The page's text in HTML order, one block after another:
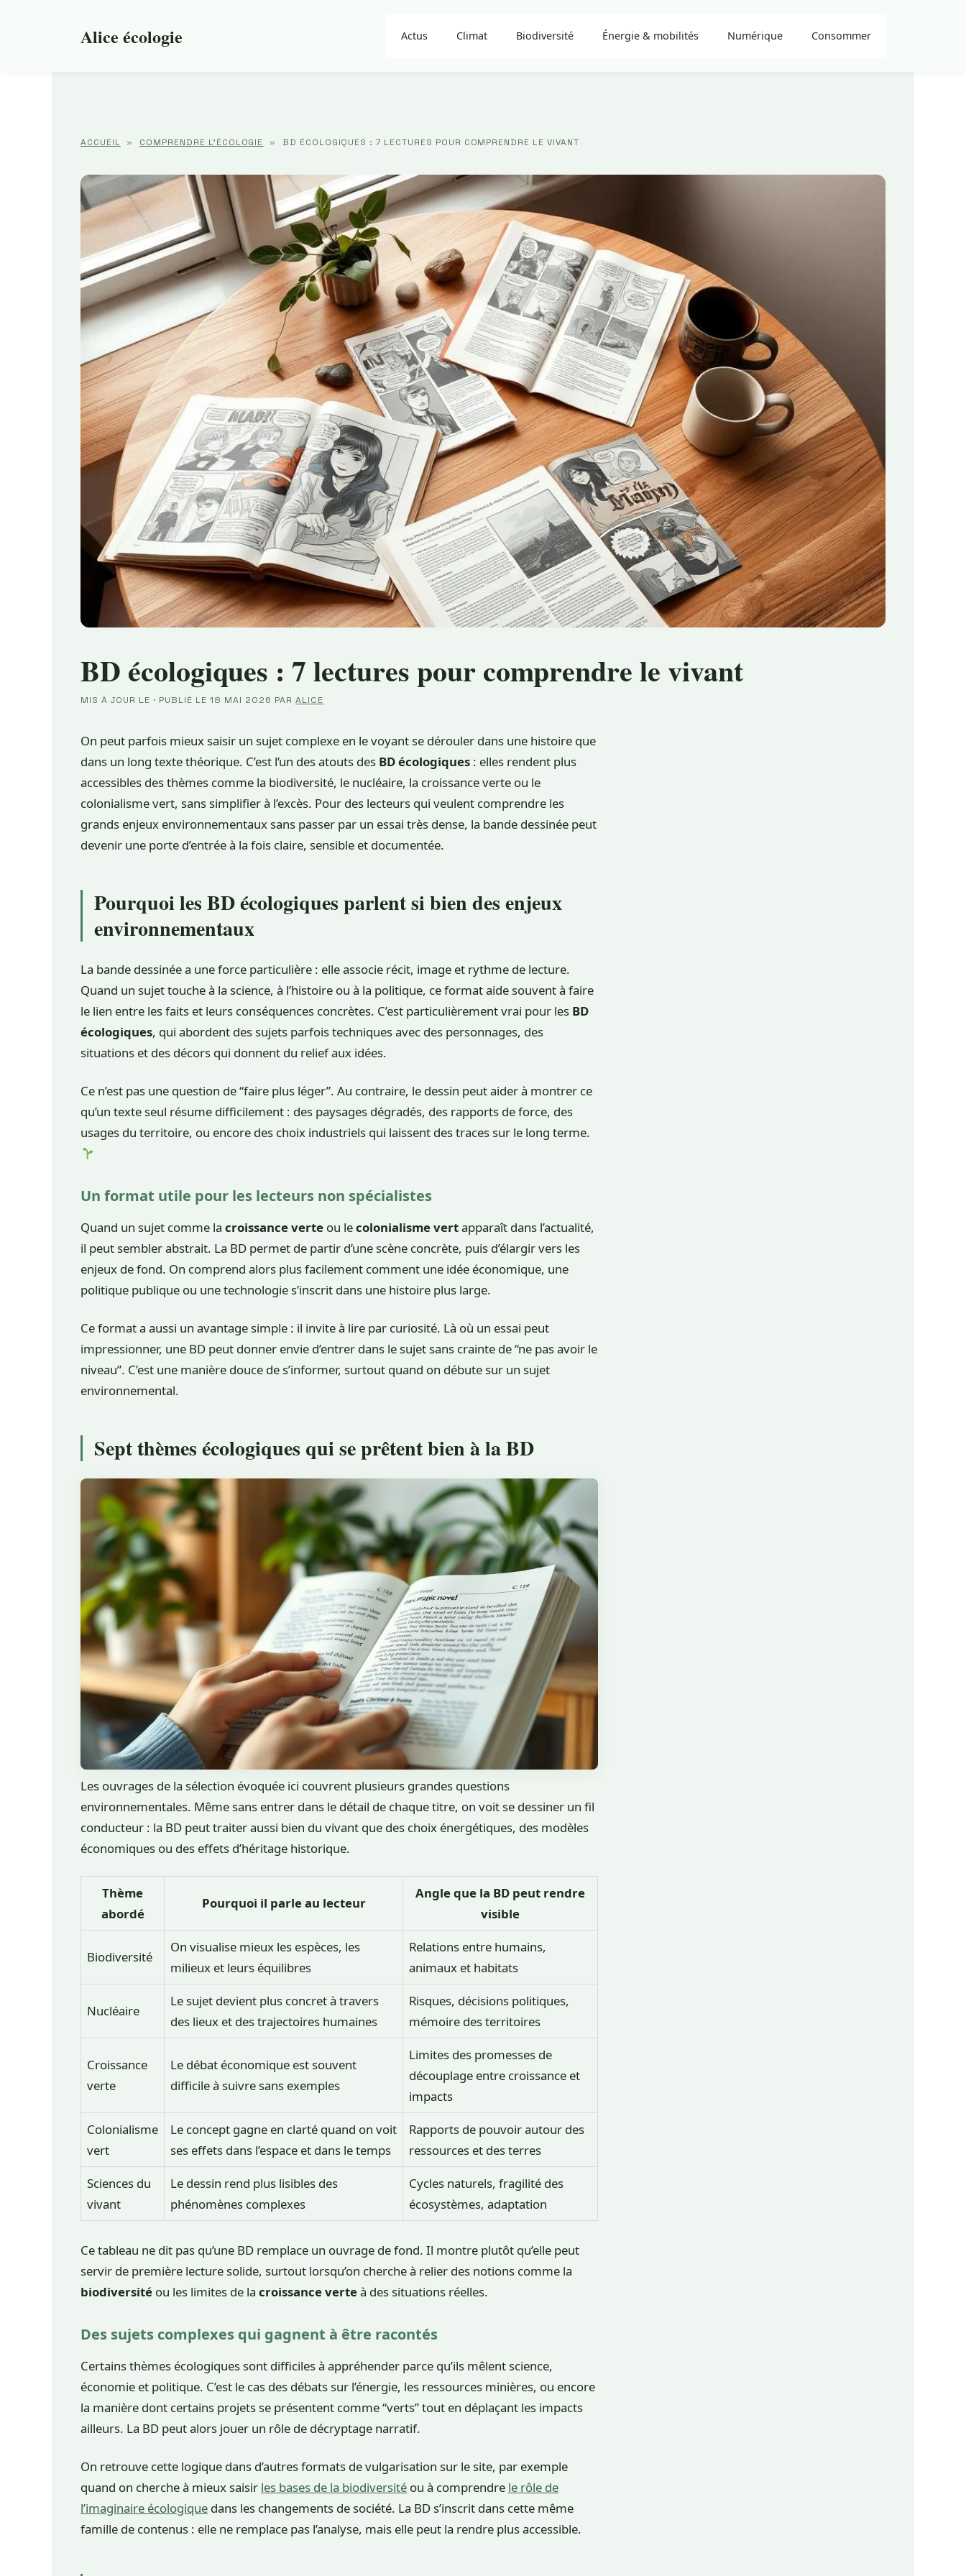
Alice écologie Actus Climat Biodiversité Énergie & mobilités Numérique Consommer
ACCUEIL » COMPRENDRE L'ÉCOLOGIE » BD ÉCOLOGIQUES : 7 LECTURES POUR COMPRENDRE LE VIVANT
BD écologiques : 7 lectures pour comprendre le vivant
MIS À JOUR LE · PUBLIÉ LE 18 MAI 2026 PAR ALICE
On peut parfois mieux saisir un sujet complexe en le voyant se dérouler dans une histoire que
dans un long texte théorique. C’est l’un des atouts des BD écologiques : elles rendent plus
accessibles des thèmes comme la biodiversité, le nucléaire, la croissance verte ou le
colonialisme vert, sans simplifier à l’excès. Pour des lecteurs qui veulent comprendre les
grands enjeux environnementaux sans passer par un essai très dense, la bande dessinée peut
devenir une porte d’entrée à la fois claire, sensible et documentée.
Pourquoi les BD écologiques parlent si bien des enjeux
environnementaux
La bande dessinée a une force particulière : elle associe récit, image et rythme de lecture.
Quand un sujet touche à la science, à l’histoire ou à la politique, ce format aide souvent à faire
le lien entre les faits et leurs conséquences concrètes. C’est particulièrement vrai pour les BD
écologiques, qui abordent des sujets parfois techniques avec des personnages, des
situations et des décors qui donnent du relief aux idées.
Ce n’est pas une question de “faire plus léger”. Au contraire, le dessin peut aider à montrer ce
qu’un texte seul résume difficilement : des paysages dégradés, des rapports de force, des
usages du territoire, ou encore des choix industriels qui laissent des traces sur le long terme.
Un format utile pour les lecteurs non spécialistes
Quand un sujet comme la croissance verte ou lecolonialisme vertapparaît dans l’actualité,
il peut sembler abstrait. La BD permet de partir d’une scène concrète, puis d’élargir vers les
enjeux de fond. On comprend alors plus facilement comment une idée économique, une
politique publique ou une technologie s’inscrit dans une histoire plus large.
Ce format a aussi un avantage simple : il invite à lire par curiosité. Là où un essai peut
impressionner, une BD peut donner envie d’entrer dans le sujet sans crainte de “ne pas avoir le
niveau”. C’est une manière douce de s’informer, surtout quand on débute sur un sujet
environnemental.
Sept thèmes écologiques qui se prêtent bien à la BD
Les ouvrages de la sélection évoquée ici couvrent plusieurs grandes questions
environnementales. Même sans entrer dans le détail de chaque titre, on voit se dessiner un fil
conducteur : la BD peut traiter aussi bien du vivant que des choix énergétiques, des modèles
économiques ou des effets d’héritage historique.
Thème
abordé
Pourquoi il parle au lecteur
Angle que la BD peut rendre
visible
Biodiversité
On visualise mieux les espèces, les
milieux et leurs équilibres
Relations entre humains,
animaux et habitats
Nucléaire
Le sujet devient plus concret à travers
des lieux et des trajectoires humaines
Risques, décisions politiques,
mémoire des territoires
Croissance
verte
Le débat économique est souvent
difficile à suivre sans exemples
Limites des promesses de
découplage entre croissance et
impacts
Colonialisme
vert
Le concept gagne en clarté quand on voit
ses effets dans l’espace et dans le temps
Rapports de pouvoir autour des
ressources et des terres
Sciences du
vivant
Le dessin rend plus lisibles des
phénomènes complexes
Cycles naturels, fragilité des
écosystèmes, adaptation
Ce tableau ne dit pas qu’une BD remplace un ouvrage de fond. Il montre plutôt qu’elle peut
servir de première lecture solide, surtout lorsqu’on cherche à relier des notions comme la
biodiversité ou les limites de la croissance verteà des situations réelles.
Des sujets complexes qui gagnent à être racontés
Certains thèmes écologiques sont difficiles à appréhender parce qu’ils mêlent science,
économie et politique. C’est le cas des débats sur l’énergie, les ressources minières, ou encore
la manière dont certains projets se présentent comme “verts” tout en déplaçant les impacts
ailleurs. La BD peut alors jouer un rôle de décryptage narratif.
On retrouve cette logique dans d’autres formats de vulgarisation sur le site, par exemple
quand on cherche à mieux saisir les bases de la biodiversité ou à comprendre le rôle de
l’imaginaire écologique dans les changements de société. La BD s’inscrit dans cette même
famille de contenus : elle ne remplace pas l’analyse, mais elle peut la rendre plus accessible.